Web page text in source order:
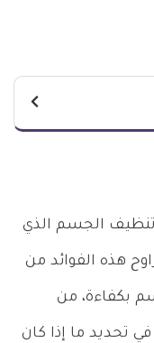
الجسم الذي
هذه الفوائد من
بكفاءة، من
تحديد ما إذا كان